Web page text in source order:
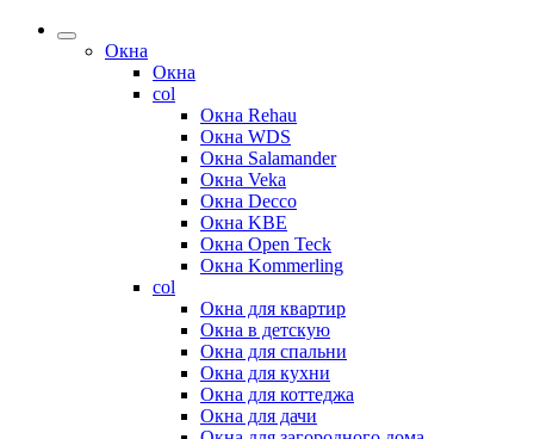
Окна
Окна
col
Окна Rehau
Окна WDS
Окна Salamander
Окна Veka
Окна Decco
Окна KBE
Окна Open Teck
Окна Kommerling
col
Окна для квартир
Окна в детскую
Окна для спальни
Окна для кухни
Окна для коттеджа
Окна для дачи